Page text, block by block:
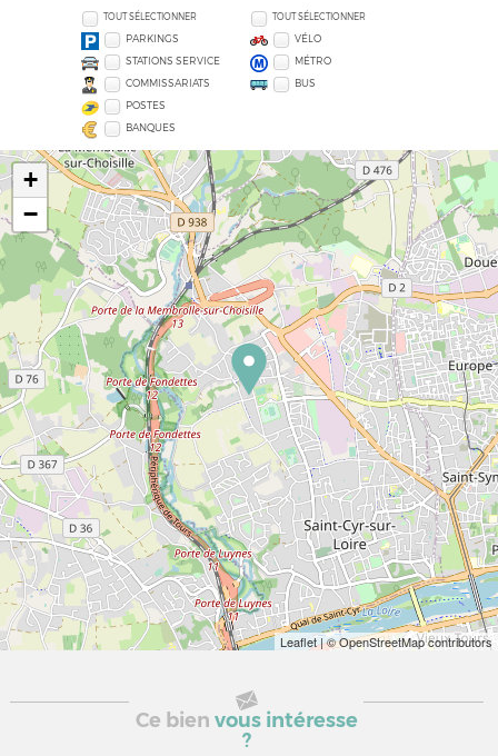
TOUT SÉLECTIONNER
PARKINGS
STATIONS SERVICE
COMMISSARIATS
POSTES
BANQUES
TOUT SÉLECTIONNER
VÉLO
MÉTRO
BUS
+
−
Leaflet| © OpenStreetMap contributors
Ce bien vous intéresse
?